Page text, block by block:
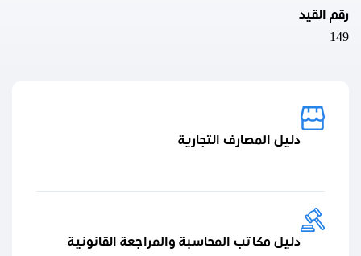
رقم القيد
149
دليل المصارف التجارية
دليل مكاتب المحاسبة والمراجعة القانونية